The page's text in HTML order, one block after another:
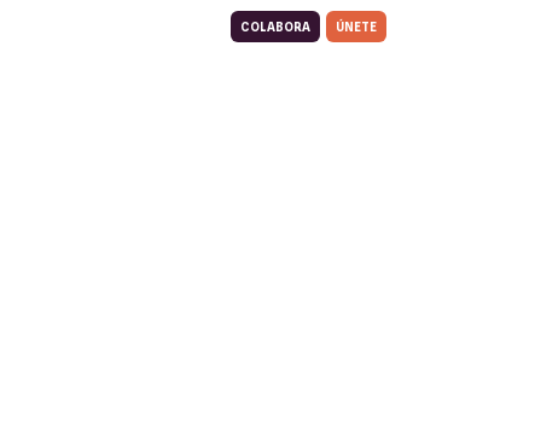
COLABORA ÚNETE